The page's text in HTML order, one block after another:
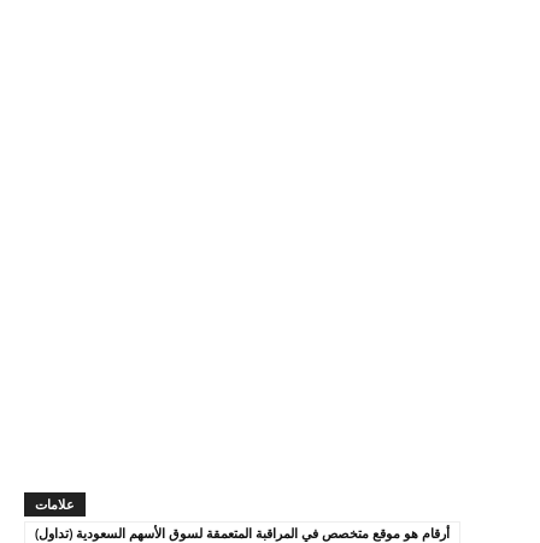
علامات
أرقام هو موقع متخصص في المراقبة المتعمقة لسوق الأسهم السعودية (تداول)